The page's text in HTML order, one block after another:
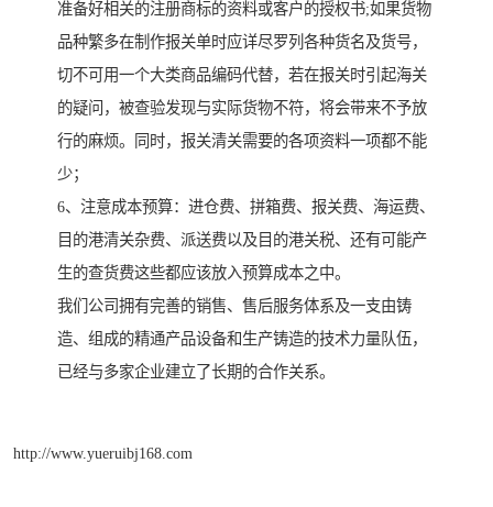
准备好相关的注册商标的资料或客户的授权书;如果货物
品种繁多在制作报关单时应详尽罗列各种货名及货号，
切不可用一个大类商品编码代替，若在报关时引起海关
的疑问，被查验发现与实际货物不符，将会带来不予放
行的麻烦。同时，报关清关需要的各项资料一项都不能
少；
6、注意成本预算：进仓费、拼箱费、报关费、海运费、
目的港清关杂费、派送费以及目的港关税、还有可能产
生的查货费这些都应该放入预算成本之中。
我们公司拥有完善的销售、售后服务体系及一支由铸
造、组成的精通产品设备和生产铸造的技术力量队伍，
已经与多家企业建立了长期的合作关系。
http://www.yueruibj168.com